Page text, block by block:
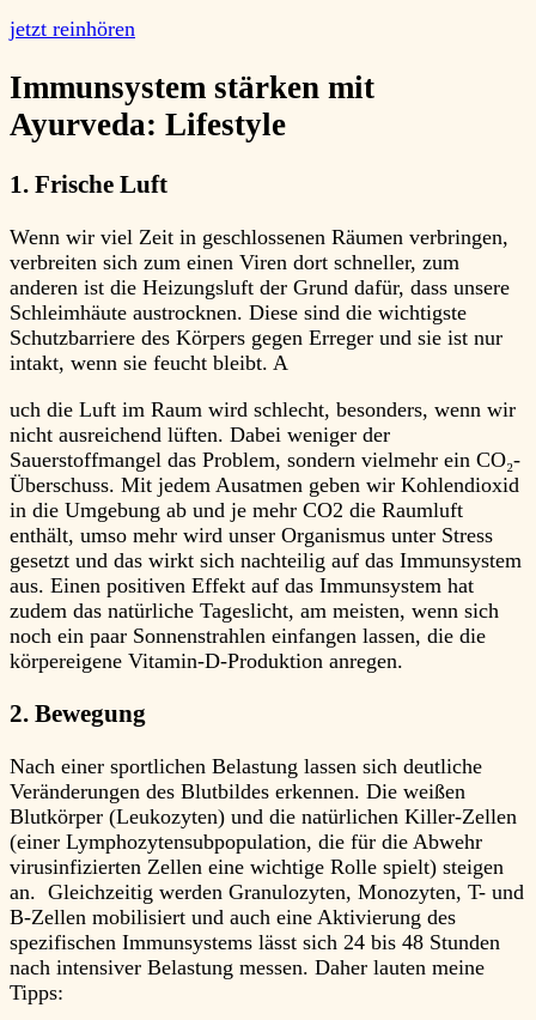
jetzt reinhören
Immunsystem stärken mit
Ayurveda: Lifestyle
1. Frische Luft
Wenn wir viel Zeit in geschlossenen Räumen verbringen,
verbreiten sich zum einen Viren dort schneller, zum
anderen ist die Heizungsluft der Grund dafür, dass unsere
Schleimhäute austrocknen. Diese sind die wichtigste
Schutzbarriere des Körpers gegen Erreger und sie ist nur
intakt, wenn sie feucht bleibt. A
uch die Luft im Raum wird schlecht, besonders, wenn wir
nicht ausreichend lüften. Dabei weniger der
Sauerstoffmangel das Problem, sondern vielmehr ein CO₂-
Überschuss. Mit jedem Ausatmen geben wir Kohlendioxid
in die Umgebung ab und je mehr CO2 die Raumluft
enthält, umso mehr wird unser Organismus unter Stress
gesetzt und das wirkt sich nachteilig auf das Immunsystem
aus. Einen positiven Effekt auf das Immunsystem hat
zudem das natürliche Tageslicht, am meisten, wenn sich
noch ein paar Sonnenstrahlen einfangen lassen, die die
körpereigene Vitamin-D-Produktion anregen.
2. Bewegung
Nach einer sportlichen Belastung lassen sich deutliche
Veränderungen des Blutbildes erkennen. Die weißen
Blutkörper (Leukozyten) und die natürlichen Killer-Zellen
(einer Lymphozytensubpopulation, die für die Abwehr
virusinfizierten Zellen eine wichtige Rolle spielt) steigen
an. Gleichzeitig werden Granulozyten, Monozyten, T- und
B-Zellen mobilisiert und auch eine Aktivierung des
spezifischen Immunsystems lässt sich 24 bis 48 Stunden
nach intensiver Belastung messen. Daher lauten meine
Tipps: